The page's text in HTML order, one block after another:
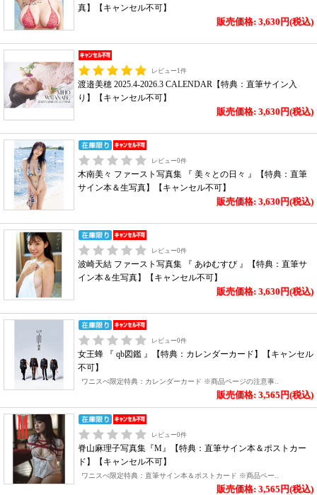
真】【キャンセル不可】
販売価格: 3,630円(税込)
レビュー1件
渡邉美穂 2025.4-2026.3 CALENDAR【特典：直筆サイン入
り】【キャンセル不可】
販売価格: 3,630円(税込)
レビュー0件
木南美々 ファースト写真集 『 美々との日々 』【特典：直筆
サイン本＆生写真】【キャンセル不可】
販売価格: 3,630円(税込)
レビュー0件
波崎天結 ファースト写真集 『 あゆむすび 』【特典：直筆サ
イン本＆生写真】【キャンセル不可】
販売価格: 3,630円(税込)
レビュー0件
女王蜂 『 qb図鑑 』【特典：カレンダーカード】【キャンセル
不可】
ワニスぺ限定特典：カレンダーカード ※商品ページの注意事..
販売価格: 3,565円(税込)
レビュー0件
脊山麻理子写真集『M』【特典：直筆サイン本＆ポストカー
ド】【キャンセル不可】
ワニスぺ限定特典：直筆サイン本＆ポストカード ※商品ペー..
販売価格: 3,565円(税込)